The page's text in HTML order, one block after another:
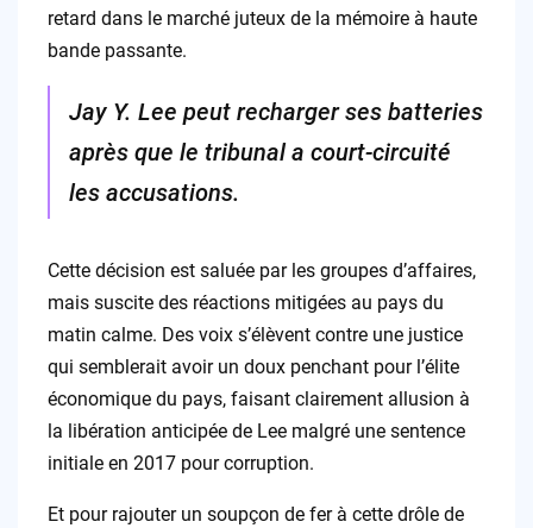
retard dans le marché juteux de la mémoire à haute
bande passante.
Jay Y. Lee peut recharger ses batteries
après que le tribunal a court-circuité
les accusations.
Cette décision est saluée par les groupes d’affaires,
mais suscite des réactions mitigées au pays du
matin calme. Des voix s’élèvent contre une justice
qui semblerait avoir un doux penchant pour l’élite
économique du pays, faisant clairement allusion à
la libération anticipée de Lee malgré une sentence
initiale en 2017 pour corruption.
Et pour rajouter un soupçon de fer à cette drôle de